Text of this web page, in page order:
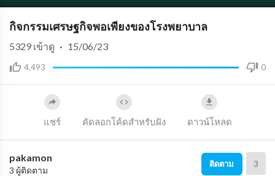
⁣กิจกรรมเศรษฐกิจพอเพียงของโรงพยาบาล
4,493 0
5329 เข้าดู · 15/06/23
แชร์ คัดลอกโค้ดสำหรับฝัง ดาวน์โหลด
pakamon
3 ผู้ติดตาม
ติดตาม 3